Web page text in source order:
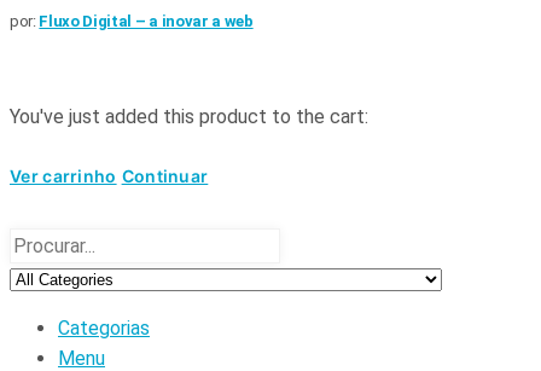
por: Fluxo Digital – a inovar a web
You've just added this product to the cart:
Ver carrinho Continuar
Categorias
Menu